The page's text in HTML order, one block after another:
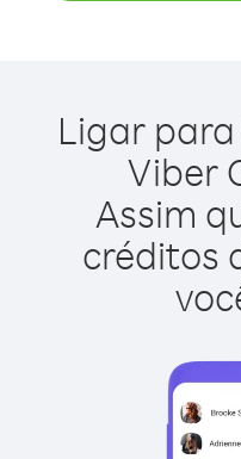
Ligar
Viber
Assim
créditos